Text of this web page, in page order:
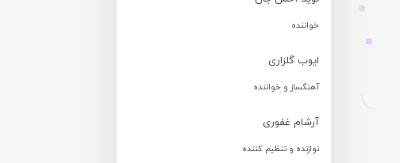
خواننده
ایوب گلزاری
آهنگساز و خواننده
آرشام غفوری
نوازنده و تنظیم کننده